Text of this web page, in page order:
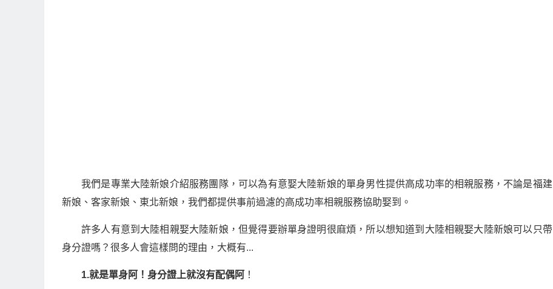
我們是專業大陸新娘介紹服務團隊，可以為有意娶大陸新娘的單身男性提供高成功率的相親服務，不論是福建
新娘、客家新娘、東北新娘，我們都提供事前過濾的高成功率相親服務協助娶到。
許多人有意到大陸相親娶大陸新娘，但覺得要辦單身證明很麻煩，所以想知道到大陸相親娶大陸新娘可以只帶
身分證嗎？很多人會這樣問的理由，大概有...
1.就是單身阿！身分證上就沒有配偶阿 ！